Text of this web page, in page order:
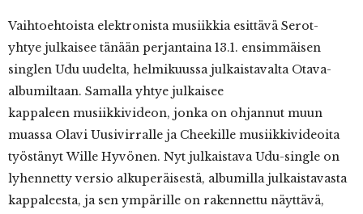
Vaihtoehtoista elektronista musiikkia esittävä Serot-
yhtye julkaisee tänään perjantaina 13.1. ensimmäisen
singlen Udu uudelta, helmikuussa julkaistavalta Otava-
albumiltaan. Samalla yhtye julkaisee
kappaleen musiikkivideon, jonka on ohjannut muun
muassa Olavi Uusivirralle ja Cheekille musiikkivideoita
työstänyt Wille Hyvönen. Nyt julkaistava Udu-single on
lyhennetty versio alkuperäisestä, albumilla julkaistavasta
kappaleesta, ja sen ympärille on rakennettu näyttävä,